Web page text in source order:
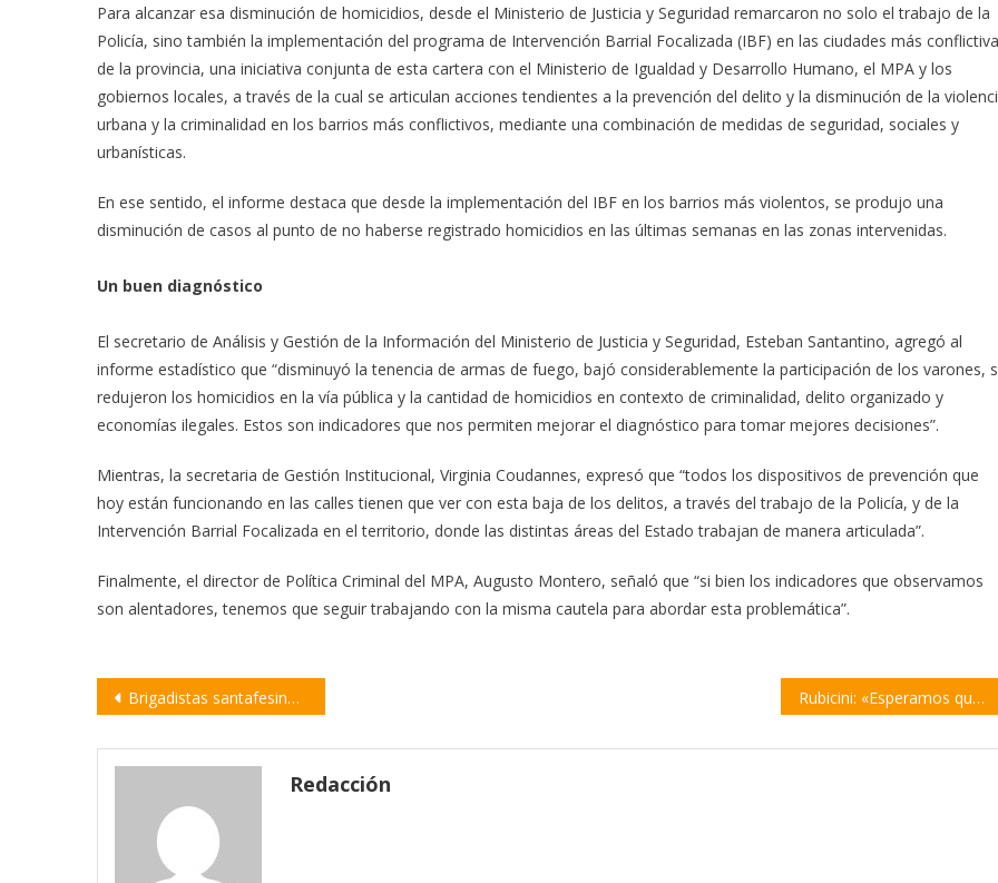
Para alcanzar esa disminución de homicidios, desde el Ministerio de Justicia y Seguridad remarcaron no solo el trabajo de la
Policía, sino también la implementación del programa de Intervención Barrial Focalizada (IBF) en las ciudades más
de la provincia, una iniciativa conjunta de esta cartera con el Ministerio de Igualdad y Desarrollo Humano, el MPA y los
gobiernos locales, a través de la cual se articulan acciones tendientes a la prevención del delito y la disminución de la
urbana y la criminalidad en los barrios más conflictivos, mediante una combinación de medidas de seguridad, sociales y
urbanísticas.
En ese sentido, el informe destaca que desde la implementación del IBF en los barrios más violentos, se produjo una
disminución de casos al punto de no haberse registrado homicidios en las últimas semanas en las zonas intervenidas.
Un buen diagnóstico
El secretario de Análisis y Gestión de la Información del Ministerio de Justicia y Seguridad, Esteban Santantino, agregó al
informe estadístico que “disminuyó la tenencia de armas de fuego, bajó considerablemente la participación de los varones,
redujeron los homicidios en la vía pública y la cantidad de homicidios en contexto de criminalidad, delito organizado y
economías ilegales. Estos son indicadores que nos permiten mejorar el diagnóstico para tomar mejores decisiones”.
Mientras, la secretaria de Gestión Institucional, Virginia Coudannes, expresó que “todos los dispositivos de prevención que
hoy están funcionando en las calles tienen que ver con esta baja de los delitos, a través del trabajo de la Policía, y de la
Intervención Barrial Focalizada en el territorio, donde las distintas áreas del Estado trabajan de manera articulada”.
Finalmente, el director de Política Criminal del MPA, Augusto Montero, señaló que “si bien los indicadores que observamos
son alentadores, tenemos que seguir trabajando con la misma cautela para abordar esta problemática”.
Navegación
entradas
Brigadistas santafesinos completaron su primer día de lucha contra los incendios en Córdoba Rubicini: «Esperamos que el Presupuesto provincial defina obras y fondos específicos para la ciudad»
Redacción